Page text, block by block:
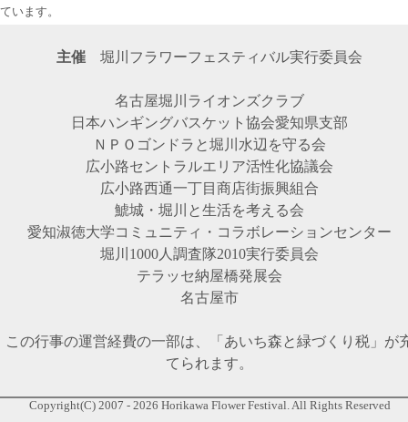
ています。
主催 堀川フラワーフェスティバル実行委員会
名古屋堀川ライオンズクラブ
日本ハンギングバスケット協会愛知県支部
ＮＰＯゴンドラと堀川水辺を守る会
広小路セントラルエリア活性化協議会
広小路西通一丁目商店街振興組合
鯱城・堀川と生活を考える会
愛知淑徳大学コミュニティ・コラボレーションセンター
堀川1000人調査隊2010実行委員会
テラッセ納屋橋発展会
名古屋市
この行事の運営経費の一部は、「あいち森と緑づくり税」が
てられます。
Copyright(C) 2007 - 2026 Horikawa Flower Festival. All Rights Reserved